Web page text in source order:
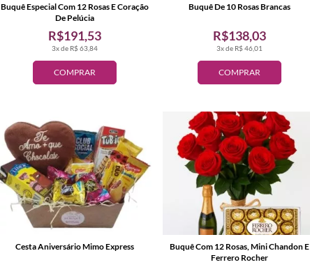
COMPRAR
3x de R$ 63,84
R$191,53
Buquê Especial Com 12 Rosas E Coração
De Pelúcia
COMPRAR
3x de R$ 46,01
R$138,03
Buquê De 10 Rosas Brancas
Cesta Aniversário Mimo Express
Buquê Com 12 Rosas, Mini Chandon E
Ferrero Rocher